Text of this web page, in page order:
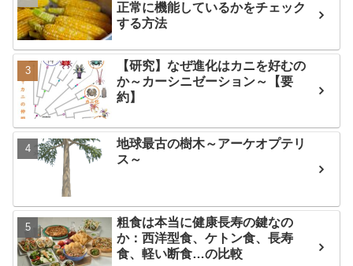
正常に機能しているかをチェック
する方法
【研究】なぜ進化はカニを好むの
か～カーシニゼーション～【要
約】
地球最古の樹木～アーケオプテリ
ス～
粗食は本当に健康長寿の鍵なの
か：西洋型食、ケトン食、長寿
食、軽い断食…の比較